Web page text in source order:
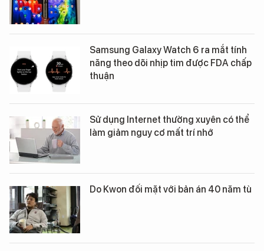
Samsung Galaxy Watch 6 ra mắt tính
năng theo dõi nhịp tim được FDA chấp
thuận
Sử dụng Internet thường xuyên có thể
làm giảm nguy cơ mất trí nhớ
Do Kwon đối mặt với bản án 40 năm tù